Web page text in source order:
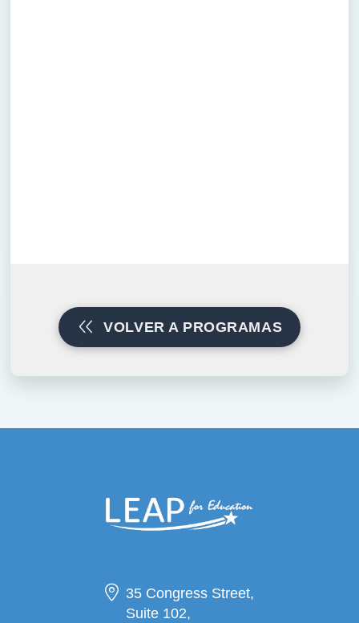
VOLVER A PROGRAMAS
35 Congress Street,
Suite 102,